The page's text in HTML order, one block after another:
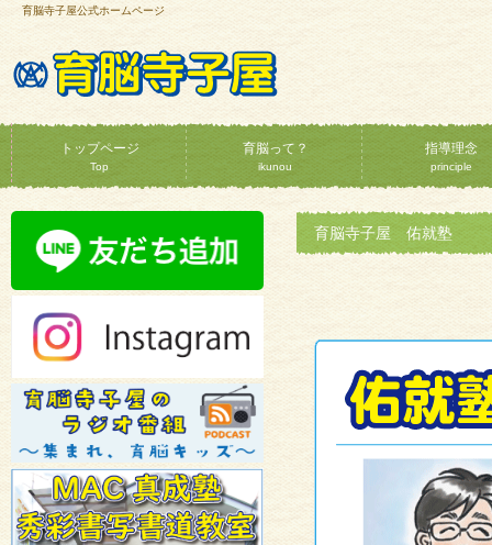
育脳寺子屋公式ホームページ
トップページ
Top
育脳って？
ikunou
指導理念
principle
育脳寺子屋 佑就塾